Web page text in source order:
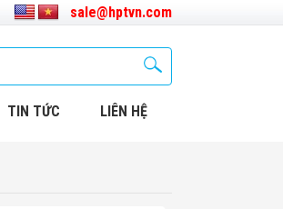
sale@hptvn.com
TIN TỨC LIÊN HỆ